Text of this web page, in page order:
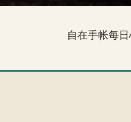
自在手帐每